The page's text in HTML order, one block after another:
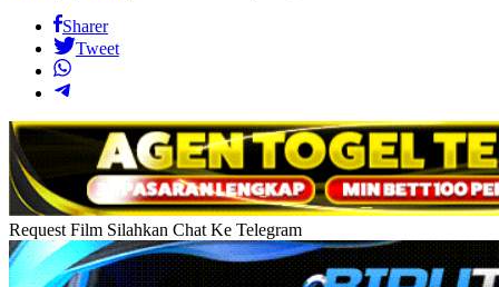
Sharer
Tweet
Request Film Silahkan Chat Ke Telegram